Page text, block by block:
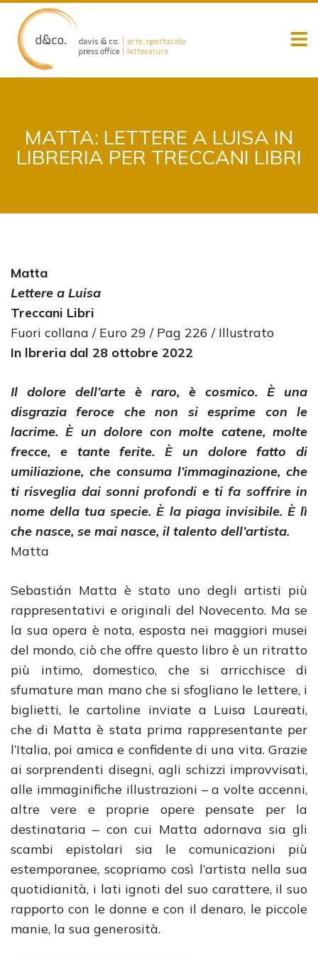
content
MATTA: LETTERE A LUISA IN
LIBRERIA PER TRECCANI LIBRI
Matta
Lettere a Luisa
Treccani Libri
Fuori collana / Euro 29 / Pag 226 / Illustrato
In lbreria dal 28 ottobre 2022
Il dolore dell’arte è raro, è cosmico. È una
disgrazia feroce che non si esprime con le
lacrime. È un dolore con molte catene, molte
frecce, e tante ferite. È un dolore fatto di
umiliazione, che consuma l’immaginazione, che
ti risveglia dai sonni profondi e ti fa soffrire in
nome della tua specie. È la piaga invisibile. È lì
che nasce, se mai nasce, il talento dell’artista.
Matta
Sebastián Matta è stato uno degli artisti più
rappresentativi e originali del Novecento. Ma se
la sua opera è nota, esposta nei maggiori musei
del mondo, ciò che offre questo libro è un ritratto
più intimo, domestico, che si arricchisce di
sfumature man mano che si sfogliano le lettere, i
biglietti, le cartoline inviate a Luisa Laureati,
che di Matta è stata prima rappresentante per
l’Italia, poi amica e confidente di una vita. Grazie
ai sorprendenti disegni, agli schizzi improvvisati,
alle immaginifiche illustrazioni – a volte accenni,
altre vere e proprie opere pensate per la
destinataria ‒ con cui Matta adornava sia gli
scambi epistolari sia le comunicazioni più
estemporanee, scopriamo così l’artista nella sua
quotidianità, i lati ignoti del suo carattere, il suo
rapporto con le donne e con il denaro, le piccole
manie, la sua generosità.